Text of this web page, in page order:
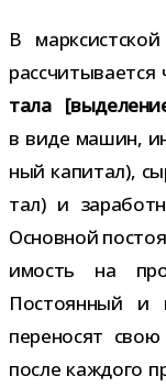
В
тала
в виде машин,
ный капи­тал),
тал) и
Основной
и­мость на
Постоянный и
пере­но­сят
после каж­дого